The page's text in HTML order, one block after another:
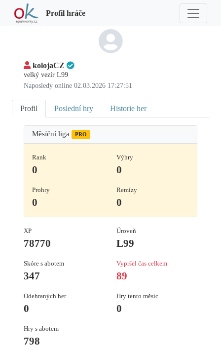
Profil hráče
kolojaCZ
velký vezír L99
Naposledy online 02.03.2026 17:27:51
Profil Poslední hry Historie her
Měsíční liga PRO
Rank
0
Výhry
0
Prohry
0
Remízy
0
XP
78770
Úroveň
L99
Skóre s abotem
347
Vypršel čas celkem
89
Odehraných her
0
Hry tento měsíc
0
Hry s abotem
798